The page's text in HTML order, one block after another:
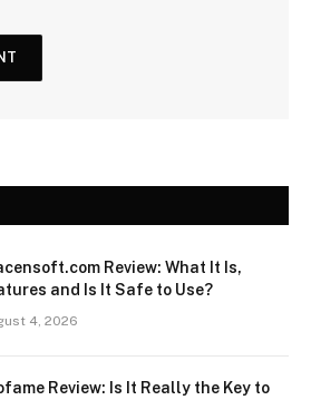
Review: What It Is,
and Is It Safe to Use?
4, 2026
Review: Is It Really the Key to